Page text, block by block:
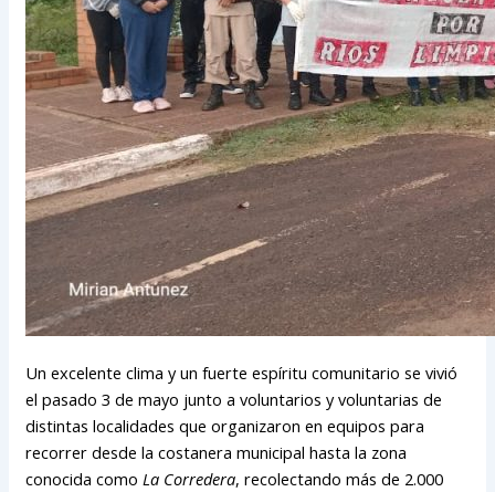
Un excelente clima y un fuerte espíritu comunitario se vivió
el pasado 3 de mayo junto a voluntarios y voluntarias de
distintas localidades que organizaron en equipos para
recorrer desde la costanera municipal hasta la zona
conocida como La Corredera, recolectando más de 2.000